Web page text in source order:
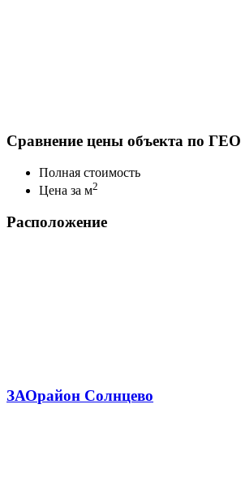
Сравнение цены объекта по ГЕО
Полная стоимость
Цена за м2
Расположение
ЗАОрайон Солнцево